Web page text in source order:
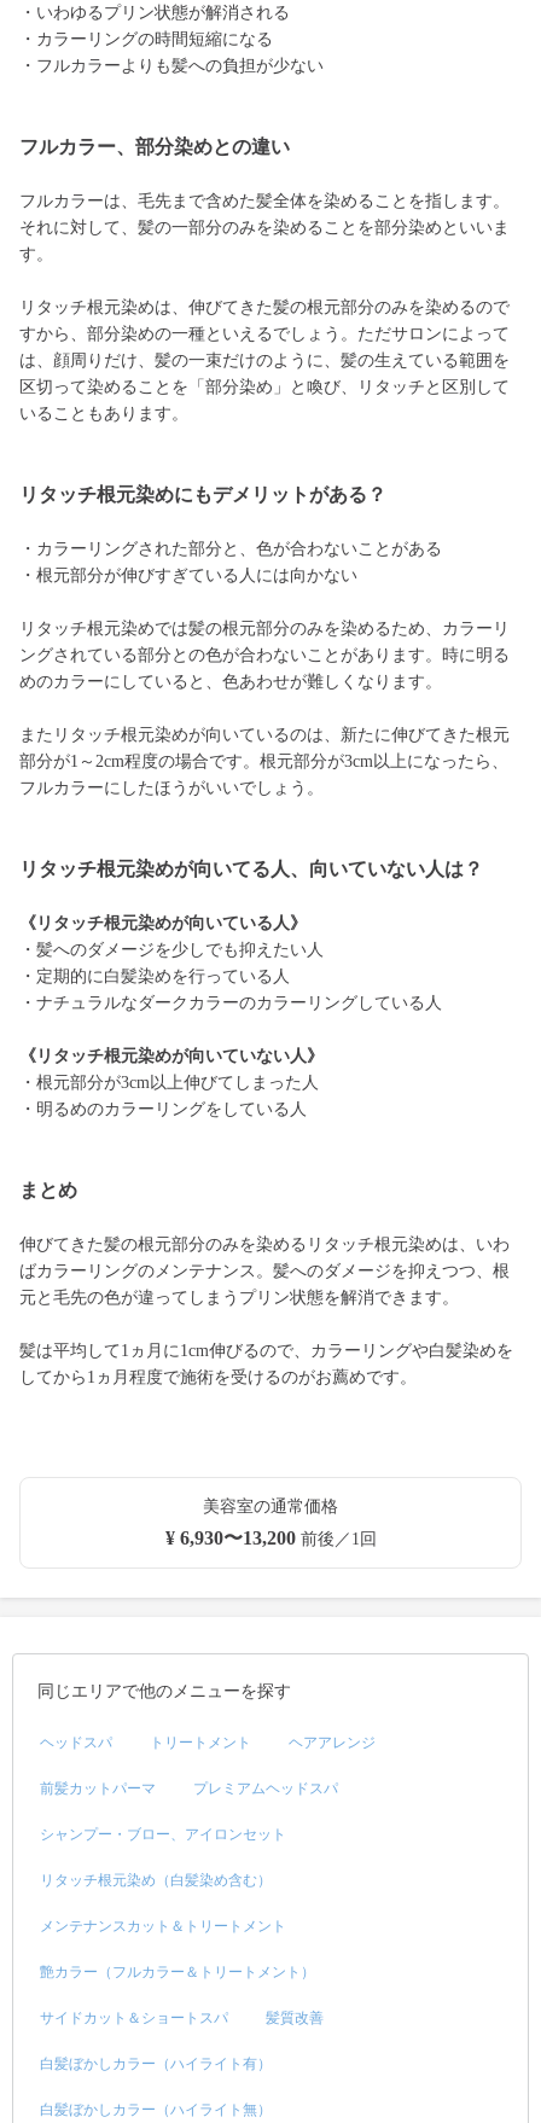
・いわゆるプリン状態が解消される
・カラーリングの時間短縮になる
・フルカラーよりも髪への負担が少ない
フルカラー、部分染めとの違い
フルカラーは、毛先まで含めた髪全体を染めることを指します。
それに対して、髪の一部分のみを染めることを部分染めといいま
す。
リタッチ根元染めは、伸びてきた髪の根元部分のみを染めるので
すから、部分染めの一種といえるでしょう。ただサロンによって
は、顔周りだけ、髪の一束だけのように、髪の生えている範囲を
区切って染めることを「部分染め」と喚び、リタッチと区別して
いることもあります。
リタッチ根元染めにもデメリットがある？
・カラーリングされた部分と、色が合わないことがある
・根元部分が伸びすぎている人には向かない
リタッチ根元染めでは髪の根元部分のみを染めるため、カラーリ
ングされている部分との色が合わないことがあります。時に明る
めのカラーにしていると、色あわせが難しくなります。
またリタッチ根元染めが向いているのは、新たに伸びてきた根元
部分が1～2cm程度の場合です。根元部分が3cm以上になったら、
フルカラーにしたほうがいいでしょう。
リタッチ根元染めが向いてる人、向いていない人は？
《リタッチ根元染めが向いている人》
・髪へのダメージを少しでも抑えたい人
・定期的に白髪染めを行っている人
・ナチュラルなダークカラーのカラーリングしている人
《リタッチ根元染めが向いていない人》
・根元部分が3cm以上伸びてしまった人
・明るめのカラーリングをしている人
まとめ
伸びてきた髪の根元部分のみを染めるリタッチ根元染めは、いわ
ばカラーリングのメンテナンス。髪へのダメージを抑えつつ、根
元と毛先の色が違ってしまうプリン状態を解消できます。
髪は平均して1ヵ月に1cm伸びるので、カラーリングや白髪染めを
してから1ヵ月程度で施術を受けるのがお薦めです。
美容室の通常価格
¥ 6,930〜13,200前後／1回
同じエリアで他のメニューを探す
ヘッドスパ トリートメント ヘアアレンジ
前髪カットパーマ プレミアムヘッドスパ
シャンプー・ブロー、アイロンセット
リタッチ根元染め（白髪染め含む）
メンテナンスカット＆トリートメント
艶カラー（フルカラー＆トリートメント）
サイドカット＆ショートスパ 髪質改善
白髪ぼかしカラー（ハイライト有）
白髪ぼかしカラー（ハイライト無）